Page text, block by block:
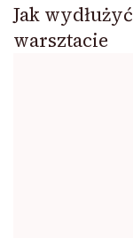
Jak
warsztacie